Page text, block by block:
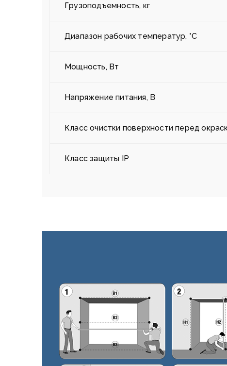
Грузоподъемность, кг
Диапазон рабочих температур, °С
Мощность, Вт
Напряжение питания, В
Класс очистки поверхности перед
Класс защиты IP